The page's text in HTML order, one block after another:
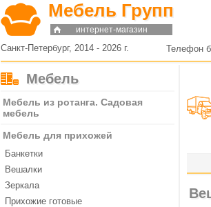
Мебель Групп
интернет-магазин
Санкт-Петербург, 2014 - 2026 г. Телефон
Мебель
Мебель из ротанга. Садовая
мебель
Мебель для прихожей
Банкетки
Вешалки
Зеркала
Прихожие готовые